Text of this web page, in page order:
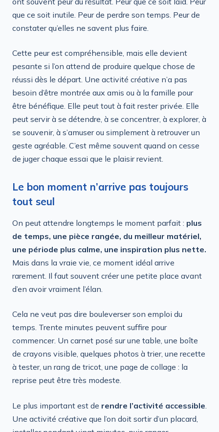
que ce soit inutile. Peur de perdre son temps. Peur de
constater qu’elles ne savent plus faire.
Cette peur est compréhensible, mais elle devient
pesante si l’on attend de produire quelque chose de
réussi dès le départ. Une activité créative n’a pas
besoin d’être montrée aux amis ou à la famille pour
être bénéfique. Elle peut tout à fait rester privée. Elle
peut servir à se détendre, à se concentrer, à explorer, à
se souvenir, à s’amuser ou simplement à retrouver un
geste agréable. C’est même souvent quand on cesse
de juger chaque essai que le plaisir revient.
Le bon moment n’arrive pas toujours
tout seul
On peut attendre longtemps le moment parfait : plus
de temps, une pièce rangée, du meilleur matériel,
une période plus calme, une inspiration plus nette.
Mais dans la vraie vie, ce moment idéal arrive
rarement. Il faut souvent créer une petite place avant
d’en avoir vraiment l’élan.
Cela ne veut pas dire bouleverser son emploi du
temps. Trente minutes peuvent suffire pour
commencer. Un carnet posé sur une table, une boîte
de crayons visible, quelques photos à trier, une recette
à tester, un rang de tricot, une page de collage : la
reprise peut être très modeste.
Le plus important est de rendre l’activité accessible
Une activité créative que l’on doit sortir d’un placard,